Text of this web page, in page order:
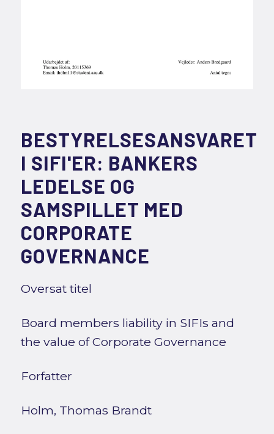
BESTYRELSESANSVARET
I SIFI'ER: BANKERS
LEDELSE OG
SAMSPILLET MED
CORPORATE
GOVERNANCE
Oversat titel
Board members liability in SIFIs and
the value of Corporate Governance
Forfatter
Holm, Thomas Brandt